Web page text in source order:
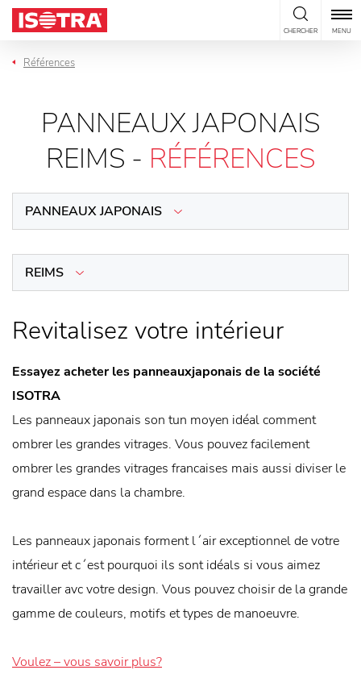
Passer au contenu
CHERCHER MENU
Références
PANNEAUX JAPONAIS
REIMS - RÉFÉRENCES
PANNEAUX JAPONAIS
REIMS
Revitalisez votre intérieur
Essayez acheter les panneauxjaponais de la société
ISOTRA
Les panneaux japonais son tun moyen idéal comment
ombrer les grandes vitrages. Vous pouvez facilement
ombrer les grandes vitrages francaises mais aussi diviser le
grand espace dans la chambre.
Les panneaux japonais forment l´air exceptionnel de votre
intérieur et c´est pourquoi ils sont idéals si vous aimez
travailler avc votre design. Vous pouvez choisir de la grande
gamme de couleurs, motifs et types de manoeuvre.
Voulez – vous savoir plus?